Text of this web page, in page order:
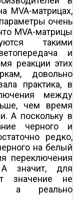
MVA-матрицах,
очень
MVA-матрицы
такими
и
реакции этих
довольно
практика, в
между
чем время
А поскольку в
черного и
редко,
на белый
переключения
значит, для
значение не
а реально